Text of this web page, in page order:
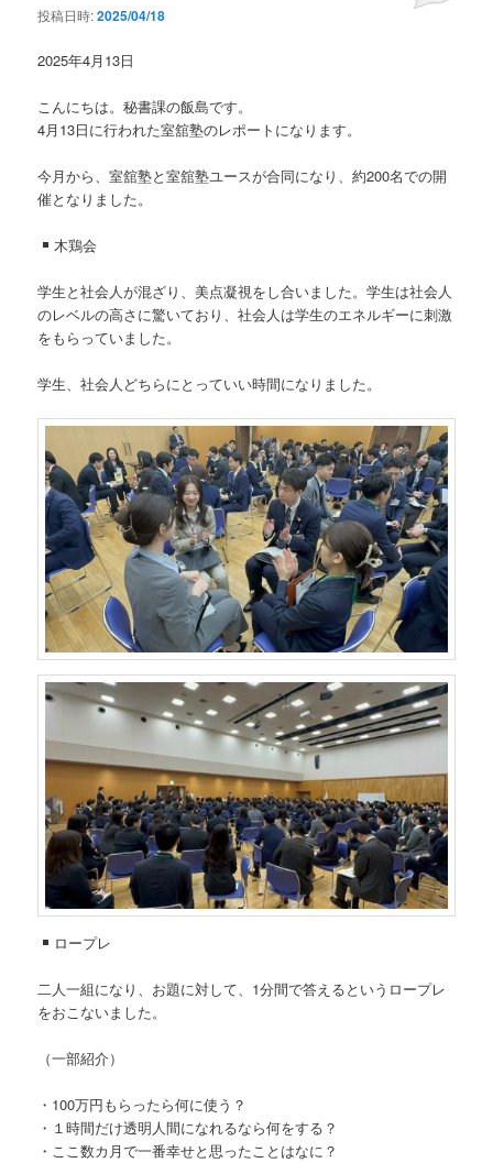
投稿日時:2025/04/18
2025年4月13日
こんにちは。秘書課の飯島です。
4月13日に行われた室舘塾のレポートになります。
今月から、室舘塾と室舘塾ユースが合同になり、約200名での開
催となりました。
木鶏会
学生と社会人が混ざり、美点凝視をし合いました。学生は社会人
のレベルの高さに驚いており、社会人は学生のエネルギーに刺激
をもらっていました。
学生、社会人どちらにとっていい時間になりました。
ロープレ
二人一組になり、お題に対して、1分間で答えるというロープレ
をおこないました。
（一部紹介）
・100万円もらったら何に使う？
・１時間だけ透明人間になれるなら何をする？
・ここ数カ月で一番幸せと思ったことはなに？